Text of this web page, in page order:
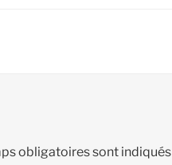
obligatoires sont indiqués